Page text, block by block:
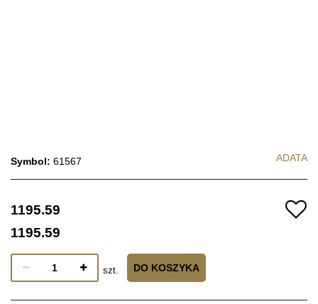
Symbol: 61567 ADATA
1195.59
1195.59
szt. DO KOSZYKA